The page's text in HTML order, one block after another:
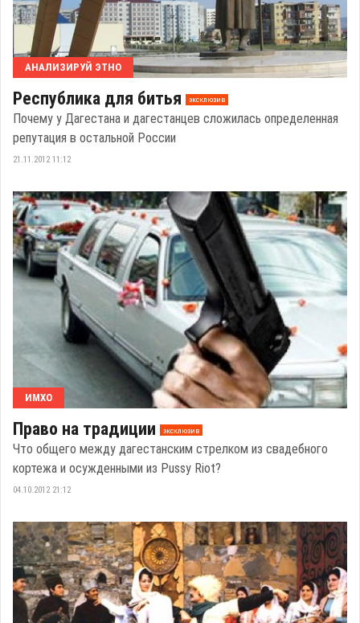
АНАЛИЗИРУЙ ЭТНО
Республика для битья эксклюзив
Почему у Дагестана и дагестанцев сложилась определенная
репутация в остальной России
21.11.2012 11:12
ИМХО
Право на традиции эксклюзив
Что общего между дагестанским стрелком из свадебного
кортежа и осужденными из Pussy Riot?
04.10.2012 21:12